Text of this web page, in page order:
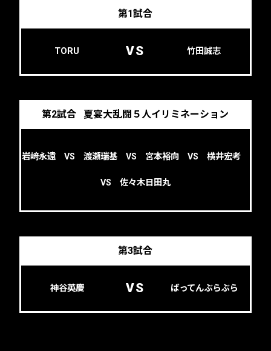
第1試合
TORU VS 竹田誠志
第2試合 夏宴大乱闘５人イリミネーション
岩﨑永遠 VS 渡瀬瑞基 VS 宮本裕向 VS 横井宏考
VS 佐々木日田丸
第3試合
神谷英慶 VS ばってんぶらぶら